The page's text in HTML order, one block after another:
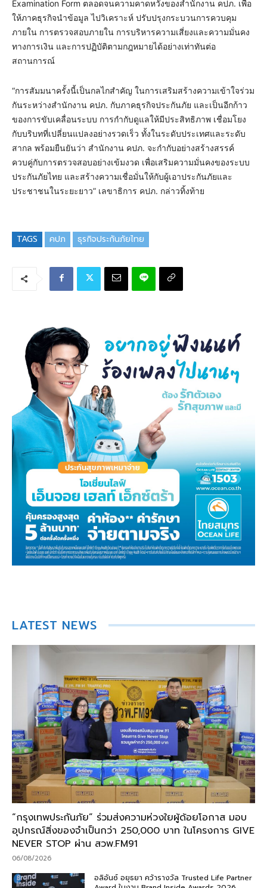
Examination Form ตลอดจนความคาดหวังของสำนักงาน คปภ. เพื่อ
ให้ภาคธุรกิจนำข้อมูล ไปวิเคราะห์ ปรับปรุงกระบวนการควบคุม
ภายใน การตรวจสอบภายใน การบริหารความเสี่ยงและความมั่นคง
ทางการเงิน และการปฏิบัติตามกฎหมายได้อย่างเท่าทันต่อ
สถานการณ์
“การสัมมนาครั้งนี้เป็นกลไกสำคัญ ในการเสริมสร้างความเข้าใจร่วม
กันระหว่างสำนักงาน คปภ. กับภาคธุรกิจประกันภัย และเป็นอีกก้าว
ของการขับเคลื่อนระบบ การกำกับดูแลให้มีประสิทธิภาพ เชื่อมโยง
กับบริบทที่เปลี่ยนแปลงอย่างรวดเร็ว ทั้งในระดับประเทศและระดับ
สากล พร้อมยืนยันว่า สำนักงาน คปภ. จะกำกับอย่างสร้างสรรค์
ควบคู่กับการตรวจสอบอย่างเข้มงวด เพื่อเสริมความมั่นคงของระบบ
ประกันภัยไทย และสร้างความเชื่อมั่นให้กับผู้เอาประกันภัยและ
ประชาชนในระยะยาว” เลขาธิการ คปภ. กล่าวทิ้งท้าย
TAGS คปภ ธุรกิจประกันภัยไทย
LATEST NEWS
“กรุงเทพประกันภัย” ร่วมส่งความห่วงใยผู้ด้อยโอกาส มอบ
อุปกรณ์สิ่งของจำเป็นกว่า 250,000 บาท ในโครงการ GIVE
NEVER STOP ผ่าน สวพ.FM91
06/08/2026
อลิอันซ์ อยุธยา คว้ารางวัล Trusted Life Partner